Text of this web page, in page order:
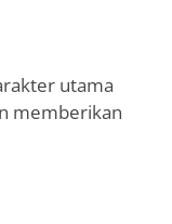
utama
memberikan